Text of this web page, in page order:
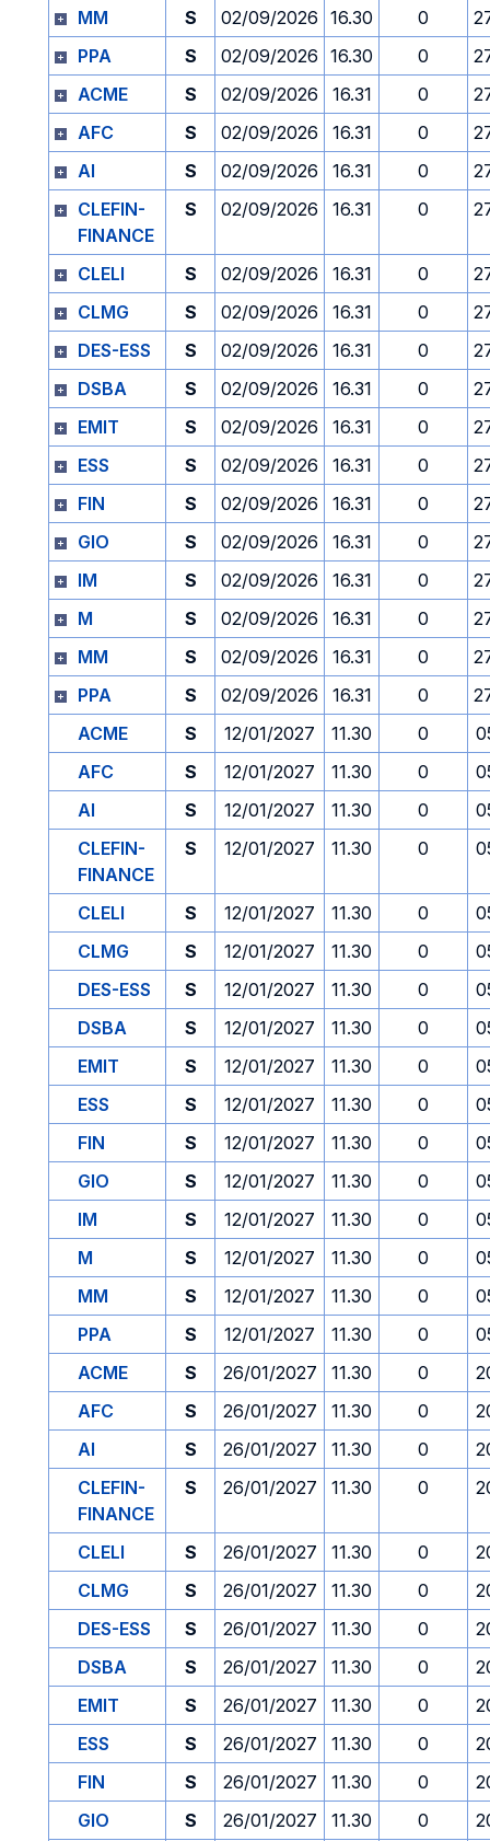
MM
S 02/09/2026 16.30 0
PPA
S 02/09/2026 16.30 0
ACME
S 02/09/2026 16.31 0
AFC
S 02/09/2026 16.31 0
AI
S 02/09/2026 16.31 0
CLEFIN-
FINANCE
S 02/09/2026 16.31 0
CLELI S 02/09/2026 16.31 0
CLMG
S 02/09/2026 16.31 0
DES-ESS
S 02/09/2026 16.31 0
DSBA
S 02/09/2026 16.31 0
EMIT
S 02/09/2026 16.31 0
ESS
S 02/09/2026 16.31 0
FIN
S 02/09/2026 16.31 0
GIO
S 02/09/2026 16.31 0
IM
S 02/09/2026 16.31 0
M
S 02/09/2026 16.31 0
MM
S 02/09/2026 16.31 0
PPA
S 02/09/2026 16.31 0
ACME
S 12/01/2027 11.30 0
AFC
S 12/01/2027 11.30 0
AI
S 12/01/2027 11.30 0
CLEFIN-
FINANCE
S 12/01/2027 11.30 0
CLELI S 12/01/2027 11.30 0
CLMG
S 12/01/2027 11.30 0
DES-ESS
S 12/01/2027 11.30 0
DSBA
S 12/01/2027 11.30 0
EMIT
S 12/01/2027 11.30 0
ESS
S 12/01/2027 11.30 0
FIN
S 12/01/2027 11.30 0
GIO
S 12/01/2027 11.30 0
IM
S 12/01/2027 11.30 0
M
S 12/01/2027 11.30 0
MM
S 12/01/2027 11.30 0
PPA
S 12/01/2027 11.30 0
ACME
S 26/01/2027 11.30 0
AFC
S 26/01/2027 11.30 0
AI
S 26/01/2027 11.30 0
CLEFIN-
FINANCE
S 26/01/2027 11.30 0
CLELI S 26/01/2027 11.30 0
CLMG
S 26/01/2027 11.30 0
DES-ESS
S 26/01/2027 11.30 0
DSBA
S 26/01/2027 11.30 0
EMIT
S 26/01/2027 11.30 0
ESS
S 26/01/2027 11.30 0
FIN
S 26/01/2027 11.30 0
GIO
S 26/01/2027 11.30 0